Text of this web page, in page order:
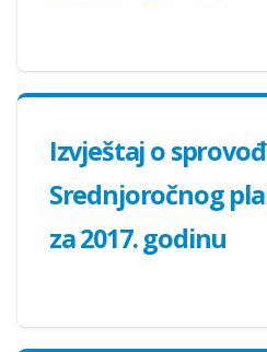
Izvještaj o
Srednjoročnog
za 2017. godinu